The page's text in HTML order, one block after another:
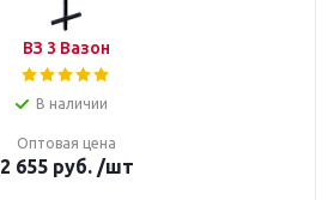
ВЗ 3 Вазон
В наличии
Оптовая цена
2 655руб. /шт